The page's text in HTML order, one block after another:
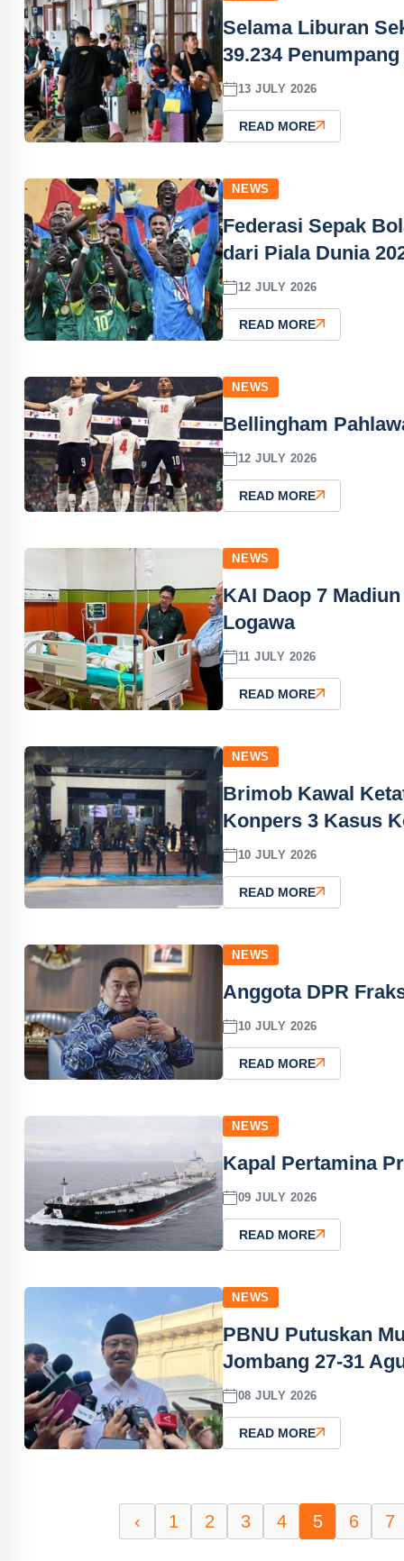
Selama Liburan
39.234 Penumpang
13 JULY 2026
READ MORE
NEWS
Federasi Sepak
dari Piala Dunia
12 JULY 2026
READ MORE
NEWS
Bellingham
12 JULY 2026
READ MORE
NEWS
KAI Daop 7
Logawa
11 JULY 2026
READ MORE
NEWS
Brimob Kawal
Konpers 3 Kasus
10 JULY 2026
READ MORE
NEWS
Anggota DPR
10 JULY 2026
READ MORE
NEWS
Kapal Pertamina
09 JULY 2026
READ MORE
NEWS
PBNU Putuskan
Jombang 27-31
08 JULY 2026
READ MORE
‹ 1 2 3 4 5 6 7